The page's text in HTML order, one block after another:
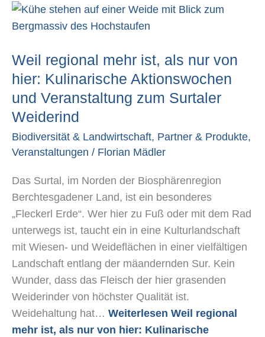
Weil regional mehr ist, als nur von
hier: Kulinarische Aktionswochen
und Veranstaltung zum Surtaler
Weiderind
Biodiversität & Landwirtschaft, Partner & Produkte,
Veranstaltungen / Florian Mädler
Das Surtal, im Norden der Biosphärenregion
Berchtesgadener Land, ist ein besonderes
„Fleckerl Erde“. Wer hier zu Fuß oder mit dem Rad
unterwegs ist, taucht ein in eine Kulturlandschaft
mit Wiesen- und Weideflächen in einer vielfältigen
Landschaft entlang der mäandernden Sur. Kein
Wunder, dass das Fleisch der hier grasenden
Weiderinder von höchster Qualität ist.
Weidehaltung hat… Weiterlesen Weil regional
mehr ist, als nur von hier: Kulinarische
Weil
regional
ist,
als
hier:
Kulinarische
Aktionswochen
und
Veranstaltung
zum
Surtaler
Weiderind